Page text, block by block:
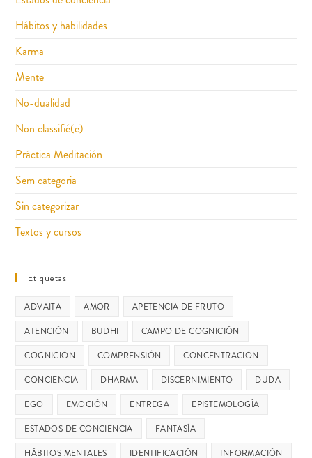
Hábitos y habilidades
Karma
Mente
No-dualidad
Non classifié(e)
Práctica Meditación
Sem categoria
Sin categorizar
Textos y cursos
Etiquetas
ADVAITA AMOR
APETENCIA DE FRUTO
ATENCIÓN
BUDHI
CAMPO DE COGNICIÓN
COGNICIÓN
COMPRENSIÓN
CONCENTRACIÓN
CONCIENCIA
DHARMA DISCERNIMIENTO
DUDA
EGO
EMOCIÓN ENTREGA
EPISTEMOLOGÍA
ESTADOS DE CONCIENCIA
FANTASÍA
HÁBITOS MENTALES
IDENTIFICACIÓN
INFORMACIÓN